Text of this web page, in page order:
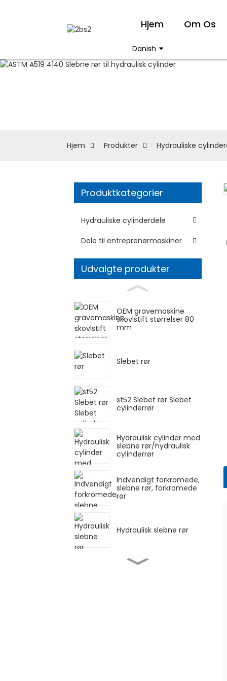
Hjem Om Os
Danish
Hjem Produkter Hydrauliske
Produktkategorier
Hydrauliske cylinderdele
Dele til entreprenørmaskiner
Udvalgte produkter
OEM gravemaskine
skovlstift størrelser 80
mm
Slebet rør
st52 Slebet rør Slebet
cylinderrør
Hydraulisk cylinder med
slebne rør/hydraulisk
cylinderrør
Indvendigt forkromede,
slebne rør, forkromede
rør
Hydraulisk slebne rør
Cylinderrør Slibet
Loading...
Loading...